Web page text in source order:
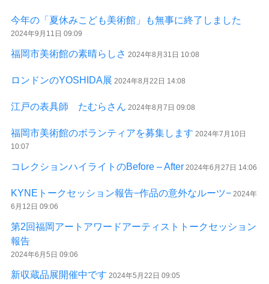
今年の「夏休みこども美術館」も無事に終了しました
2024年9月11日 09:09
福岡市美術館の素晴らしさ 2024年8月31日 10:08
ロンドンのYOSHIDA展 2024年8月22日 14:08
江戸の表具師 たむらさん 2024年8月7日 09:08
福岡市美術館のボランティアを募集します 2024年7月10日
10:07
コレクションハイライトのBefore – After 2024年6月27日 14:06
KYNEトークセッション報告−作品の意外なルーツ− 2024年
6月12日 09:06
第2回福岡アートアワードアーティストトークセッション
報告
2024年6月5日 09:06
新収蔵品展開催中です 2024年5月22日 09:05